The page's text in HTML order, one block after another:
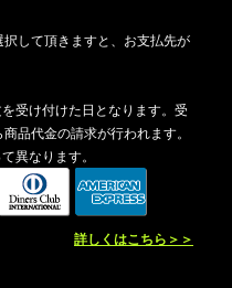
して頂きますと、お支払先が
受け付けた日となります。受
品代金の請求が行われます。
異なります。
詳しくはこちら＞＞